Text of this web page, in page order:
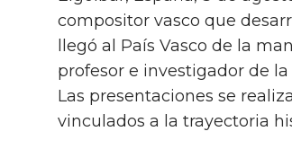
compositor vasco que
llegó al País Vasco de la
profesor e investigador de
Las presentaciones se
vinculados a la trayectoria